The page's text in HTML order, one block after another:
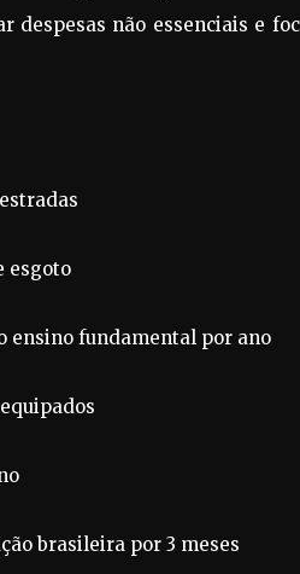
despesas não essenciais e
esgoto
ensino fundamental por ano
brasileira por 3 meses